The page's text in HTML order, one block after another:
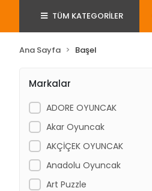
TÜM KATEGORİLER
Ana Sayfa Başel
Markalar
ADORE OYUNCAK
Akar Oyuncak
AKÇİÇEK OYUNCAK
Anadolu Oyuncak
Art Puzzle